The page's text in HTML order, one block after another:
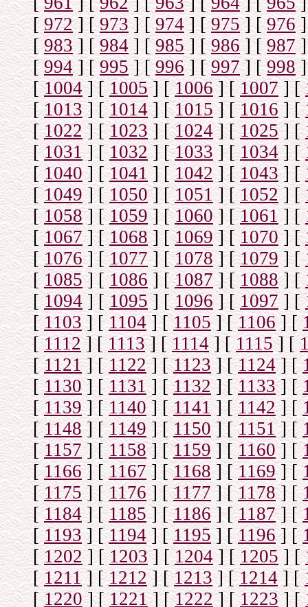
[972] [973] [974] [975] [976]
[983] [984] [985] [986] [987]
[994] [995] [996] [997] [998]
[1004] [1005] [1006] [1007] [
[1013] [1014] [1015] [1016] [
[1022] [1023] [1024] [1025] [
[1031] [1032] [1033 ] [1034] [
[1040] [1041] [1042] [1043] [
[1049] [1050] [1051] [1052] [
[1058] [1059] [1060] [1061] [
[1067] [1068] [1069] [1070] [
[1076] [1077] [1078] [1079] [
[1085] [1086] [1087] [1088] [
[1094] [1095] [1096 ] [1097] [
[1103] [1104] [1105] [1106] [
[1112] [1113] [1114] [1115] [
[1121] [1122] [1123] [1124] [
[1130] [1131] [1132] [1133] [
[1139] [1140] [1141] [1142] [
[1148] [1149] [1150] [1151] [
[1157] [1158] [1159] [1160] [
[1166] [1167] [1168] [1169] [
[1175] [1176] [1177] [1178] [
[1184] [1185] [1186] [1187] [
[1193] [1194] [1195] [1196] [
[1202] [1203] [1204] [1205] [
[1211] [1212] [1213] [1214] [
[1220] [1221] [1222] [1223] [